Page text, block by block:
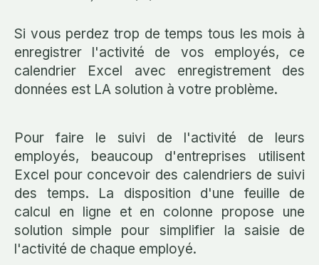
Si vous perdez trop de temps tous les mois à
enregistrer l'activité de vos employés, ce
calendrier Excel avec enregistrement des
données est LA solution à votre problème.
Pour faire le suivi de l'activité de leurs
employés, beaucoup d'entreprises utilisent
Excel pour concevoir des calendriers de suivi
des temps. La disposition d'une feuille de
calcul en ligne et en colonne propose une
solution simple pour simplifier la saisie de
l'activité de chaque employé.